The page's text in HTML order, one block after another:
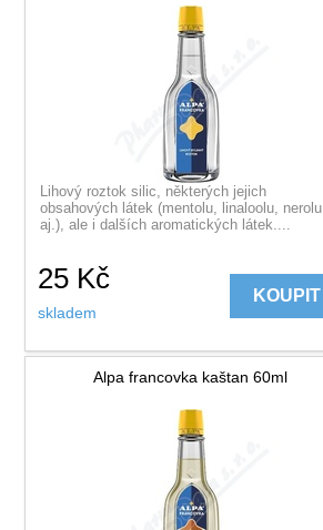
Lihový roztok silic, některých jejich
obsahových látek (mentolu, linaloolu, nerolu
aj.), ale i dalších aromatických látek....
25 Kč
skladem
KOUPIT
Alpa francovka kaštan 60ml